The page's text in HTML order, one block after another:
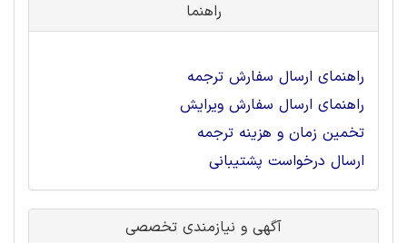
راهنما
راهنمای ارسال سفارش ترجمه
راهنمای ارسال سفارش ویرایش
تخمین زمان و هزینه ترجمه
ارسال درخواست پشتیبانی
آگهی و نیازمندی تخصصی